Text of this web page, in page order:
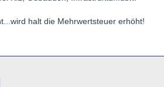
halt die Mehrwertsteuer erhöht!